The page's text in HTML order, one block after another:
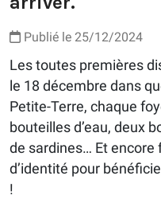
Publié le 25/12/2024
Les toutes premières
le 18 décembre dans
Petite-Terre, chaque
bouteilles d’eau, deux
de sardines… Et encore
d’identité pour
!